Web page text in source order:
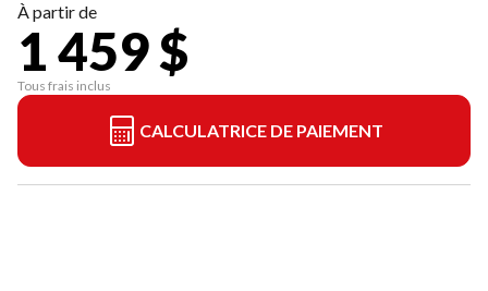
À partir de
1 459 $
Tous frais inclus
CALCULATRICE DE PAIEMENT